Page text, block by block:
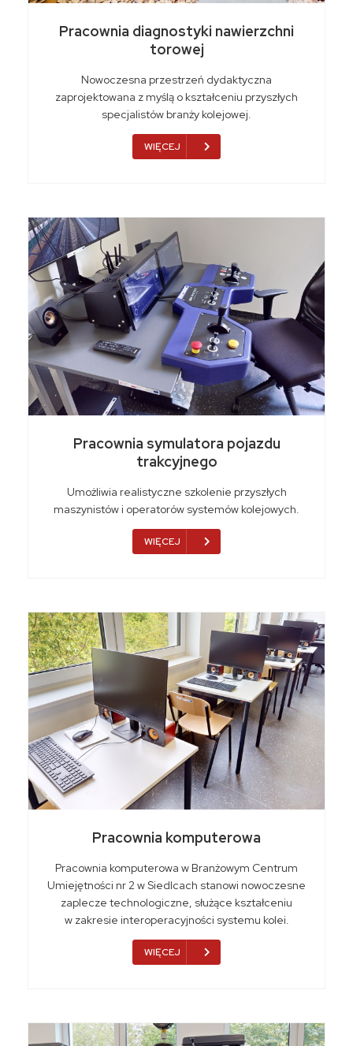
Pracownia diagnostyki nawierzchni
torowej
Nowoczesna przestrzeń dydaktyczna
zaprojektowana z myślą o kształceniu przyszłych
specjalistów branży kolejowej.
WIĘCEJ
Pracownia symulatora pojazdu
trakcyjnego
Umożliwia realistyczne szkolenie przyszłych
maszynistów i operatorów systemów kolejowych.
WIĘCEJ
Pracownia komputerowa
Pracownia komputerowa w Branżowym Centrum
Umiejętności nr 2 w Siedlcach stanowi nowoczesne
zaplecze technologiczne, służące kształceniu
w zakresie interoperacyjności systemu kolei.
WIĘCEJ